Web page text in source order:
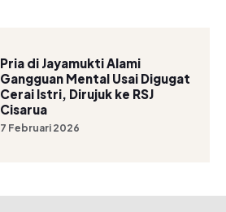
Pria di Jayamukti Alami
Gangguan Mental Usai Digugat
Cerai Istri, Dirujuk ke RSJ
Cisarua
7 Februari 2026